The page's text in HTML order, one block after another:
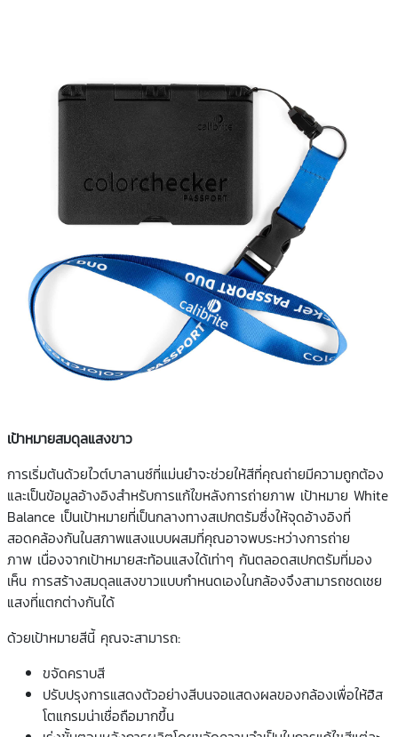
เป้าหมายสมดุลแสงขาว
การเริ่มต้นด้วยไวต์บาลานซ์ที่แม่นยำจะช่วยให้สีที่คุณถ่ายมีความถูกต้อง
และเป็นข้อมูลอ้างอิงสำหรับการแก้ไขหลังการถ่ายภาพ เป้าหมาย White
Balance เป็นเป้าหมายที่เป็นกลางทางสเปกตรัมซึ่งให้จุดอ้างอิงที่
สอดคล้องกันในสภาพแสงแบบผสมที่คุณอาจพบระหว่างการถ่าย
ภาพ เนื่องจากเป้าหมายสะท้อนแสงได้เท่าๆ กันตลอดสเปกตรัมที่มอง
เห็น การสร้างสมดุลแสงขาวแบบกำหนดเองในกล้องจึงสามารถชดเชย
แสงที่แตกต่างกันได้
ด้วยเป้าหมายสีนี้ คุณจะสามารถ:
ขจัดคราบสี
ปรับปรุงการแสดงตัวอย่างสีบนจอแสดงผลของกล้องเพื่อให้ฮิส
โตแกรมน่าเชื่อถือมากขึ้น